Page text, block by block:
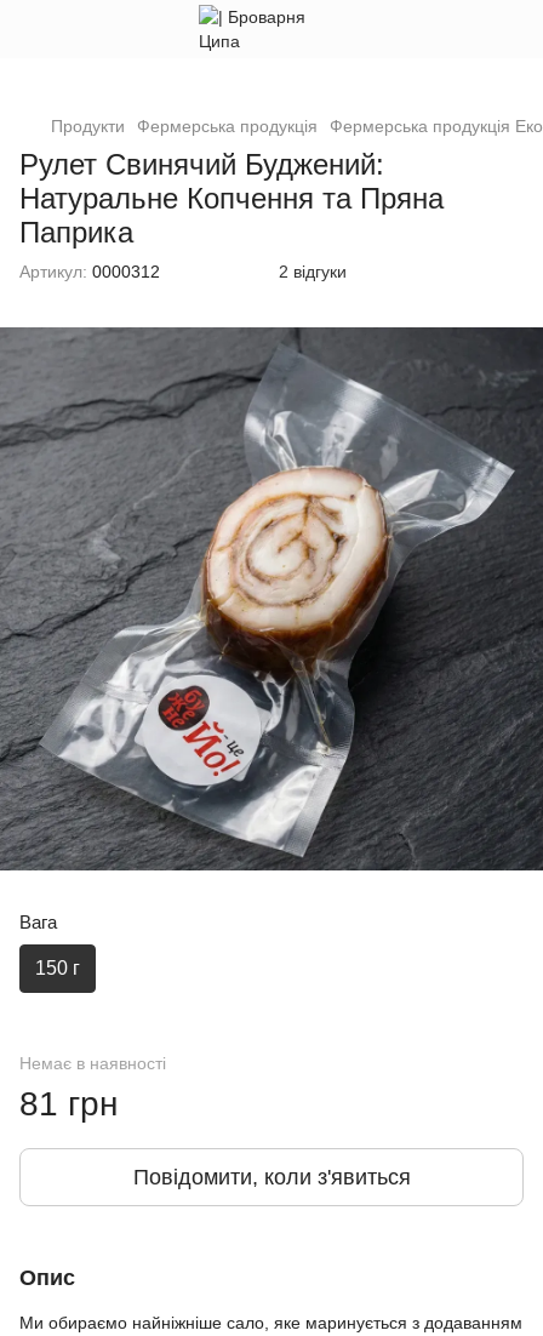
Продукти Фермерська продукція Фермерська продукція
Рулет Свинячий Буджений:
Натуральне Копчення та Пряна
Паприка
Артикул: 0000312 2 відгуки
Вага
150 г
Немає в наявності
81 грн
Повідомити, коли з'явиться
Опис
Ми обираємо найніжніше сало, яке маринується з додаванням